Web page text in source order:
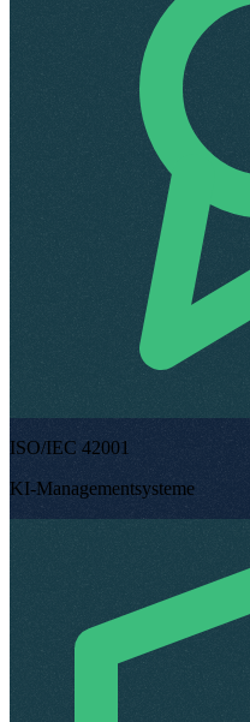
ISO/IEC 42001
KI-Managementsysteme